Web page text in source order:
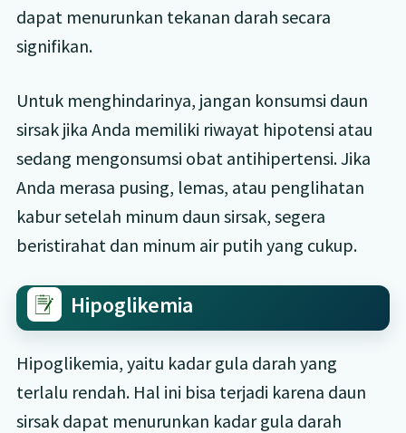
dapat menurunkan tekanan darah secara
signifikan.
Untuk menghindarinya, jangan konsumsi daun
sirsak jika Anda memiliki riwayat hipotensi atau
sedang mengonsumsi obat antihipertensi. Jika
Anda merasa pusing, lemas, atau penglihatan
kabur setelah minum daun sirsak, segera
beristirahat dan minum air putih yang cukup.
Hipoglikemia
Hipoglikemia, yaitu kadar gula darah yang
terlalu rendah. Hal ini bisa terjadi karena daun
sirsak dapat menurunkan kadar gula darah